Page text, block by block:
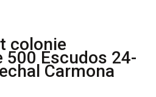
colonie
500 Escudos 24-
Carmona